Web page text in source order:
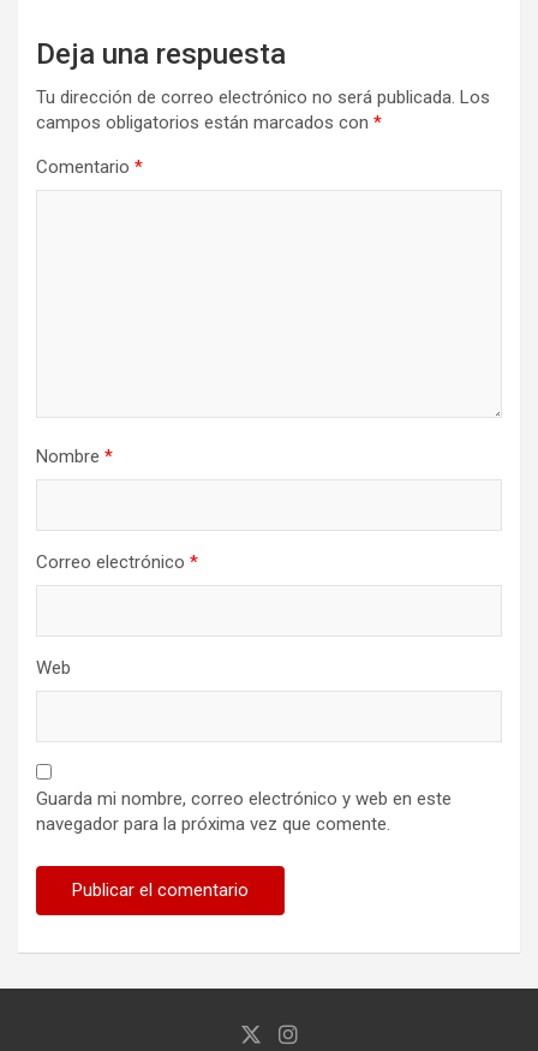
Deja una respuesta
Tu dirección de correo electrónico no será publicada. Los
campos obligatorios están marcados con *
Comentario *
Nombre *
Correo electrónico *
Web
Guarda mi nombre, correo electrónico y web en este
navegador para la próxima vez que comente.